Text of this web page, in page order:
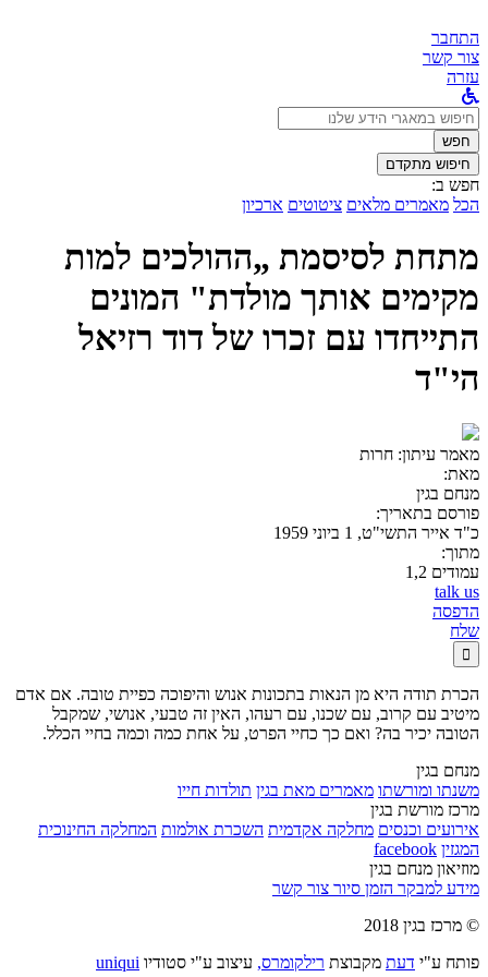
התחבר
צור קשר
עזרה
לחפש
ב:חפש
חיפוש מתקדם
חפש ב:
הכל מאמרים מלאים ציטוטים ארכיון
מתחת לסיסמת „ההולכים למות
מקימים אותך מולדת" המונים
התייחדו עם זכרו של דוד רזיאל
הי"ד
מאמר עיתון: חרות
מאת:
מנחם בגין
פורסם בתאריך:
כ"ד אייר התשי"ט, 1 ביוני 1959
מתוך:
עמודים 1,2
talk us
הדפסה
שלח

הכרת תודה היא מן הנאות בתכונות אנוש והיפוכה כפיית טובה. אם אדם
מיטיב עם קרוב, עם שכנו, עם רעהו, האין זה טבעי, אנושי, שמקבל
הטובה יכיר בה? ואם כך כחיי הפרט, על אחת כמה וכמה בחיי הכלל.
מנחם בגין
משנתו ומורשתו מאמרים מאת בגין תולדות חייו
מרכז מורשת בגין
אירועים וכנסים מחלקה אקדמית השכרת אולמות המחלקה החינוכית
המגזין facebook
מוזיאון מנחם בגין
מידע למבקר הזמן סיור צור קשר
© מרכז בגין 2018
פותח ע"י דעת מקבוצת רילקומרס, עיצוב ע"י סטודיו uniqui